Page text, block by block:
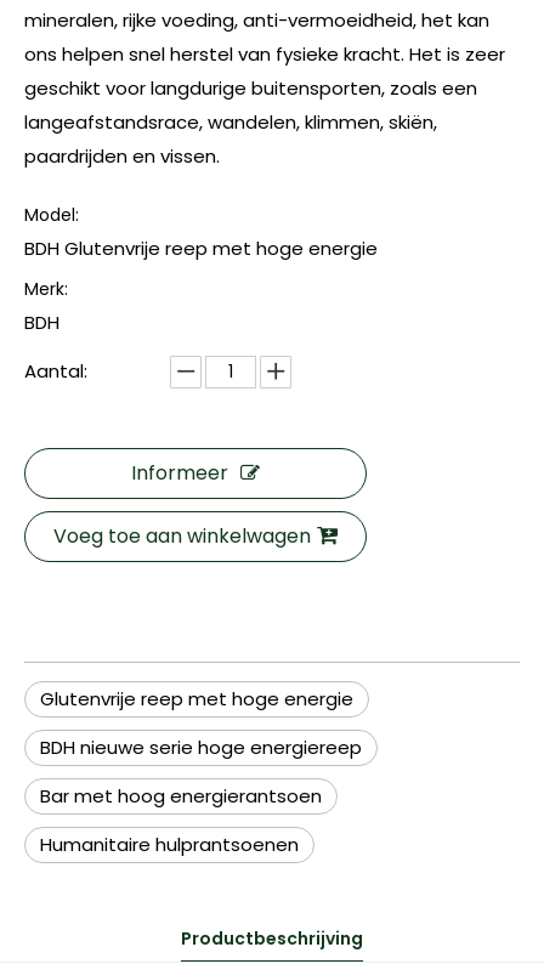
mineralen, rijke voeding, anti-vermoeidheid, het kan
ons helpen snel herstel van fysieke kracht. Het is zeer
geschikt voor langdurige buitensporten, zoals een
langeafstandsrace, wandelen, klimmen, skiën,
paardrijden en vissen.
Model:
BDH Glutenvrije reep met hoge energie
Merk:
BDH
Aantal:
Informeer
Voeg toe aan winkelwagen
Glutenvrije reep met hoge energie
BDH nieuwe serie hoge energiereep
Bar met hoog energierantsoen
Humanitaire hulprantsoenen
Productbeschrijving